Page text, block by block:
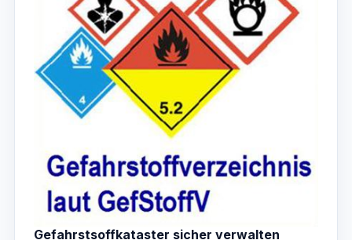
Gefahrstsoffkataster sicher verwalten